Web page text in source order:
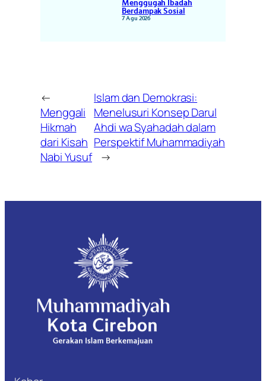
Menggugah Ibadah
Berdampak Sosial
7 Agu 2026
←
Menggali
Hikmah
dari Kisah
Nabi Yusuf
Islam dan Demokrasi:
Menelusuri Konsep Darul
Ahdi wa Syahadah dalam
Perspektif Muhammadiyah
→